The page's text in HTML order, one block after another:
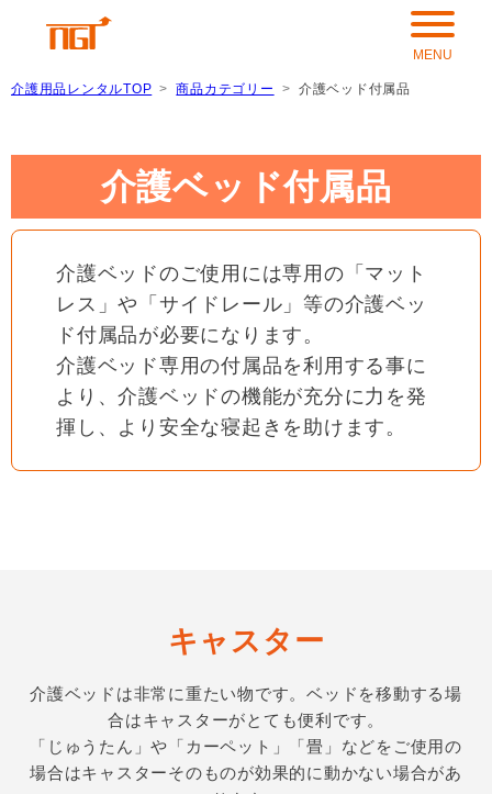
介護用品レンタルTOP 商品カテゴリー 介護ベッド付属品
介護ベッド付属品
介護ベッドのご使用には専用の「マット
レス」や「サイドレール」等の介護ベッ
ド付属品が必要になります。
介護ベッド専用の付属品を利用する事に
より、介護ベッドの機能が充分に力を発
揮し、より安全な寝起きを助けます。
キャスター
介護ベッドは非常に重たい物です。ベッドを移動する場
合はキャスターがとても便利です。
「じゅうたん」や「カーペット」「畳」などをご使用の
場合はキャスターそのものが効果的に動かない場合があ